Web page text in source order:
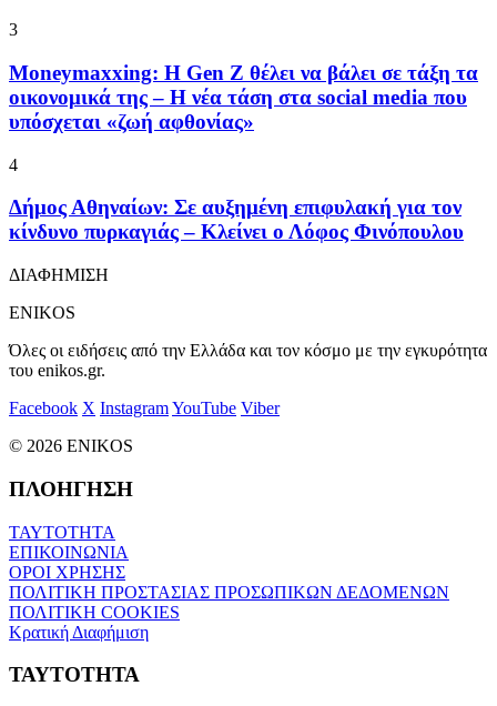
3
Moneymaxxing: Η Gen Z θέλει να βάλει σε τάξη τα
οικονομικά της – Η νέα τάση στα social media που
υπόσχεται «ζωή αφθονίας»
4
Δήμος Αθηναίων: Σε αυξημένη επιφυλακή για τον
κίνδυνο πυρκαγιάς – Κλείνει ο Λόφος Φινόπουλου
ΔΙΑΦΗΜΙΣΗ
ENIKOS
Όλες οι ειδήσεις από την Ελλάδα και τον κόσμο με την εγκυρότητα
του enikos.gr.
Facebook X InstagramYouTube Viber
© 2026 ENIKOS
ΠΛΟΗΓΗΣΗ
ΤΑΥΤΟΤΗΤΑ
ΕΠΙΚΟΙΝΩΝΙΑ
ΟΡΟΙ ΧΡΗΣΗΣ
ΠΟΛΙΤΙΚΗ ΠΡΟΣΤΑΣΙΑΣ ΠΡΟΣΩΠΙΚΩΝ ΔΕΔΟΜΕΝΩΝ
ΠΟΛΙΤΙΚΗ COOKIES
Κρατική Διαφήμιση
ΤΑΥΤΟΤΗΤΑ